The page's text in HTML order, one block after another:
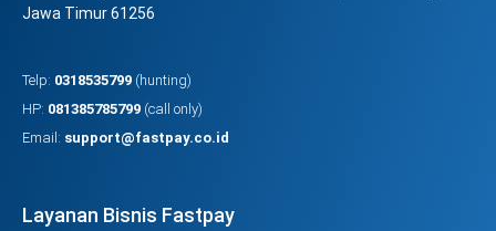
Jawa Timur 61256
Telp: 0318535799 (hunting)
HP: 081385785799 (call only)
Email: support@fastpay.co.id
Layanan Bisnis Fastpay